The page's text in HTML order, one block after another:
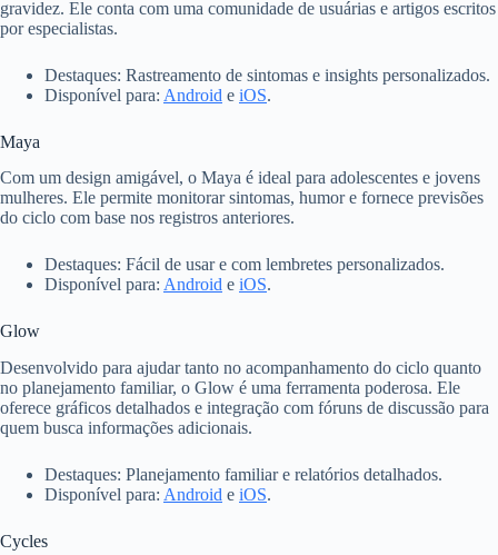
gravidez. Ele conta com uma comunidade de usuárias e artigos escritos
por especialistas.
Destaques: Rastreamento de sintomas e insights personalizados.
Disponível para: Android e iOS.
Maya
Com um design amigável, o Maya é ideal para adolescentes e jovens
mulheres. Ele permite monitorar sintomas, humor e fornece previsões
do ciclo com base nos registros anteriores.
Destaques: Fácil de usar e com lembretes personalizados.
Disponível para: Android e iOS.
Glow
Desenvolvido para ajudar tanto no acompanhamento do ciclo quanto
no planejamento familiar, o Glow é uma ferramenta poderosa. Ele
oferece gráficos detalhados e integração com fóruns de discussão para
quem busca informações adicionais.
Destaques: Planejamento familiar e relatórios detalhados.
Disponível para: Android e iOS.
Cycles